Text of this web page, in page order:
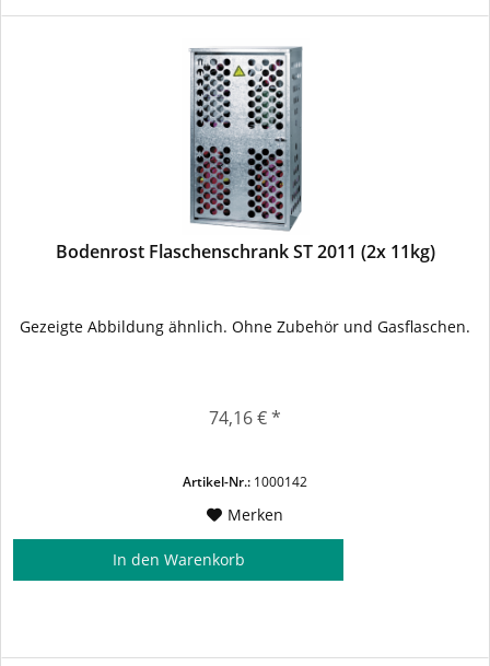
Bodenrost Flaschenschrank ST 2011 (2x 11kg)
Gezeigte Abbildung ähnlich. Ohne Zubehör und Gasflaschen.
74,16 € *
Artikel-Nr.: 1000142
Merken
In den Warenkorb